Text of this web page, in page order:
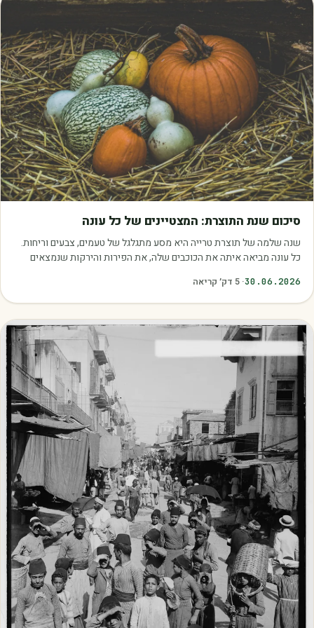
סיכום שנת התוצרת: המצטיינים של כל עונה
שנה שלמה של תוצרת טרייה היא מסע מתגלגל של טעמים, צבעים וריחות.
כל עונה מביאה איתה את הכוכבים שלה, את הפירות והירקות שנמצאים
30.06.2026
·
5 דק׳ קריאה